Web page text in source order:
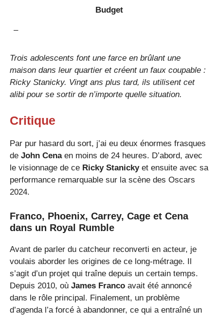
Budget
–
Trois adolescents font une farce en brûlant une
maison dans leur quartier et créent un faux coupable :
Ricky Stanicky. Vingt ans plus tard, ils utilisent cet
alibi pour se sortir de n’importe quelle situation.
Critique
Par pur hasard du sort, j’ai eu deux énormes frasques
de John Cenaen moins de 24 heures. D’abord, avec
le visionnage de ce Ricky Stanickyet ensuite avec sa
performance remarquable sur la scène des Oscars
2024.
Franco, Phoenix, Carrey, Cage et Cena
dans un Royal Rumble
Avant de parler du catcheur reconverti en acteur, je
voulais aborder les origines de ce long-métrage. Il
s’agit d’un projet qui traîne depuis un certain temps.
Depuis 2010, où James Franco avait été annoncé
dans le rôle principal. Finalement, un problème
d’agenda l’a forcé à abandonner, ce qui a entraîné un